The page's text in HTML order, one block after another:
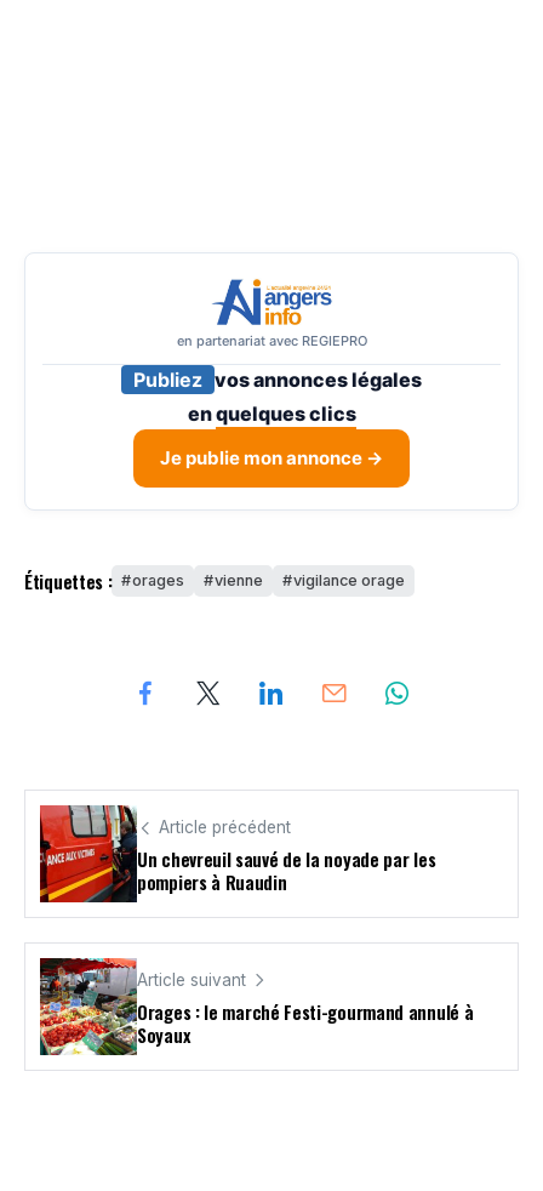
en partenariat avec REGIEPRO
Publiez vos annonces légales
enquelques clics
Je publie mon annonce →
Étiquettes : orages vienne vigilance orage
Article précédent
Un chevreuil sauvé de la noyade par les
pompiers à Ruaudin
Article suivant
Orages : le marché Festi-gourmand annulé à
Soyaux